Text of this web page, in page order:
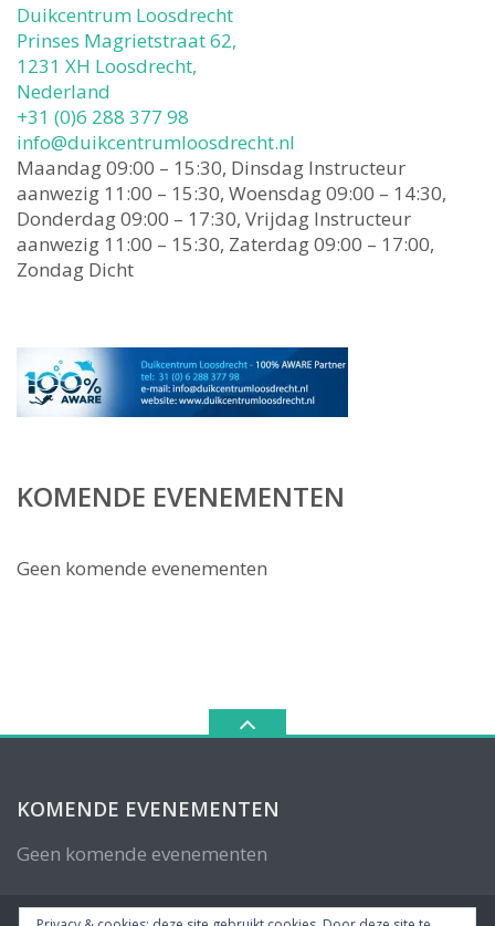
Duikcentrum Loosdrecht
Prinses Magrietstraat 62,
1231 XH Loosdrecht,
Nederland
+31 (0)6 288 377 98
info@duikcentrumloosdrecht.nl
Maandag 09:00 – 15:30, Dinsdag Instructeur
aanwezig 11:00 – 15:30, Woensdag 09:00 – 14:30,
Donderdag 09:00 – 17:30, Vrijdag Instructeur
aanwezig 11:00 – 15:30, Zaterdag 09:00 – 17:00,
Zondag Dicht
KOMENDE EVENEMENTEN
Geen komende evenementen
KOMENDE EVENEMENTEN
Geen komende evenementen